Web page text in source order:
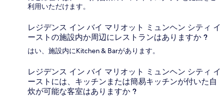
利用いただけます。
レジデンス イン バイ マリオット ミュンヘン シティ イ
ーストの施設内か周辺にレストランはありますか ?
はい、施設内にKitchen & Barがあります。
レジデンス イン バイ マリオット ミュンヘン シティ イ
ーストには、キッチンまたは簡易キッチンが付いた自
炊が可能な客室はありますか ?